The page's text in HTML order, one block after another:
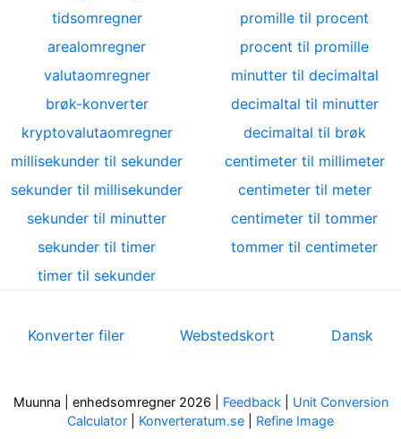
tidsomregner
arealomregner
valutaomregner
brøk-konverter
kryptovalutaomregner
millisekunder til sekunder
sekunder til millisekunder
sekunder til minutter
sekunder til timer
timer til sekunder
promille til procent
procent til promille
minutter til decimaltal
decimaltal til minutter
decimaltal til brøk
centimeter til millimeter
centimeter til meter
centimeter til tommer
tommer til centimeter
Konverter filer Webstedskort Dansk
Muunna | enhedsomregner 2026 Feedback
Unit Conversion
Calculator
Konverteratum.se Refine Image